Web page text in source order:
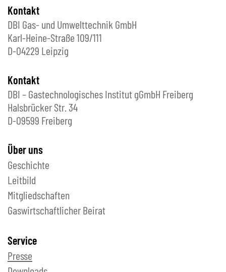
Kontakt
DBI Gas- und Umwelttechnik GmbH
Karl-Heine-Straße 109/111
D-04229 Leipzig
Kontakt
DBI – Gastechnologisches Institut gGmbH Freiberg
Halsbrücker Str. 34
D-09599 Freiberg
Über uns
Geschichte
Leitbild
Mitgliedschaften
Gaswirtschaftlicher Beirat
Service
Presse